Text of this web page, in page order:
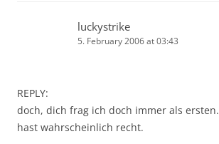
luckystrike
5. February 2006 at 03:43
REPLY:
doch, dich frag ich doch immer als ersten.
hast wahrscheinlich recht.